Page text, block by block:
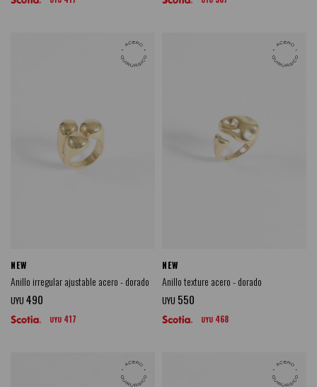
NEW
Anillo irregular ajustable acero - dorado
UYU 490
UYU 417
NEW
Anillo texture acero - dorado
UYU 550
UYU 468